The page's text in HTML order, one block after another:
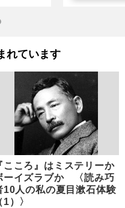
れています
こころ』はミステリーか
ーイズラブか 〈読み巧
10人の私の夏目漱石体験
1）〉